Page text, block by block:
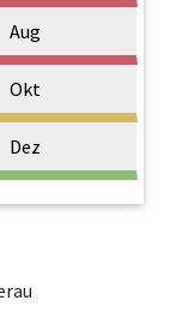
Aug
Okt
Dez